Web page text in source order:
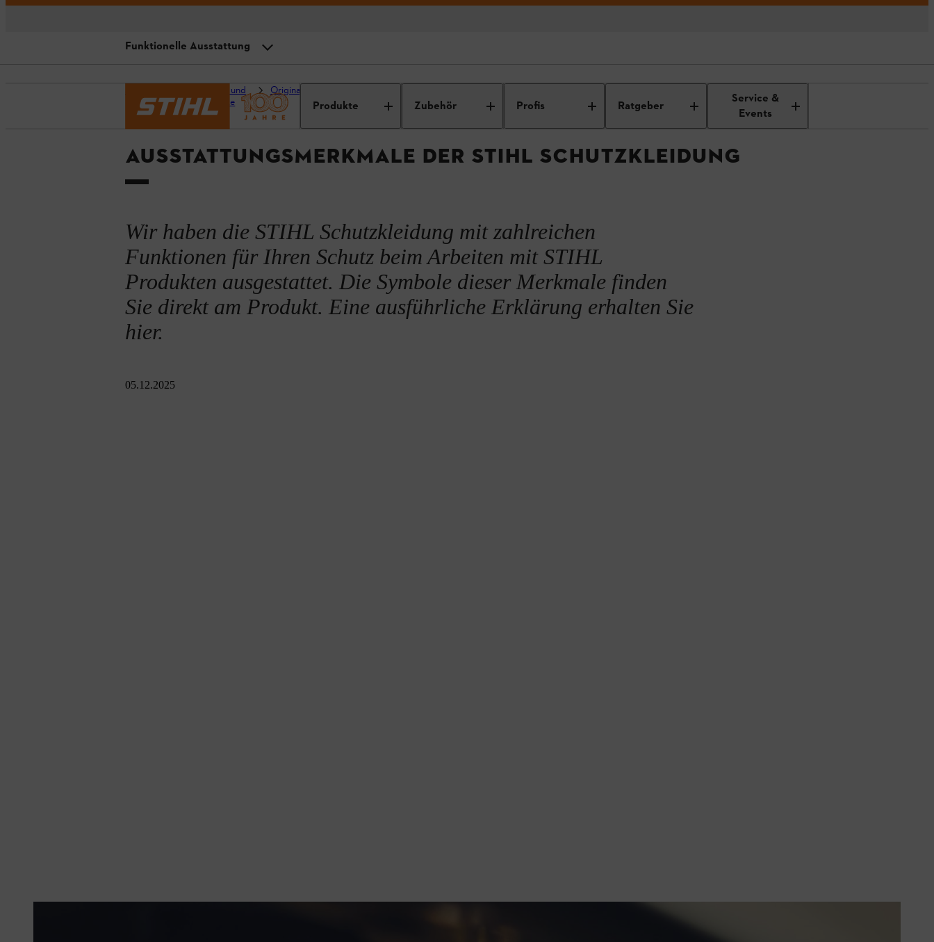
Produkte Zubehör Profis Ratgeber
Service &
Events
Ratgeber und
Projekte
Original STIHL: Zubehör, Ersatzteile
und Service
Schutzausrüstung
Merkmale der STIHL
Schutzkleidung
AUSSTATTUNGSMERKMALE DER STIHL SCHUTZKLEIDUNG
Wir haben die STIHL Schutzkleidung mit zahlreichen
Funktionen für Ihren Schutz beim Arbeiten mit STIHL
Produkten ausgestattet. Die Symbole dieser Merkmale finden
Sie direkt am Produkt. Eine ausführliche Erklärung erhalten Sie
hier.
05.12.2025
Funktionelle Ausstattung
Schnittschutz
Passformen